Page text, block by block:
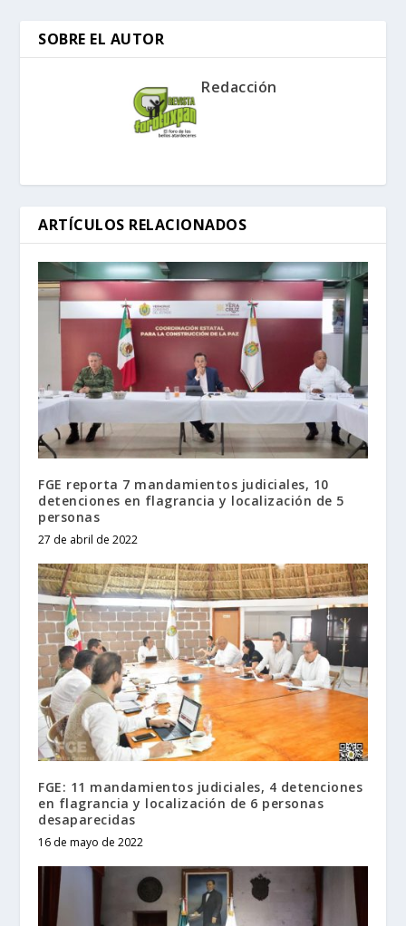
SOBRE EL AUTOR
Redacción
ARTÍCULOS RELACIONADOS
FGE reporta 7 mandamientos judiciales, 10
detenciones en flagrancia y localización de 5
personas
27 de abril de 2022
FGE: 11 mandamientos judiciales, 4 detenciones
en flagrancia y localización de 6 personas
desaparecidas
16 de mayo de 2022